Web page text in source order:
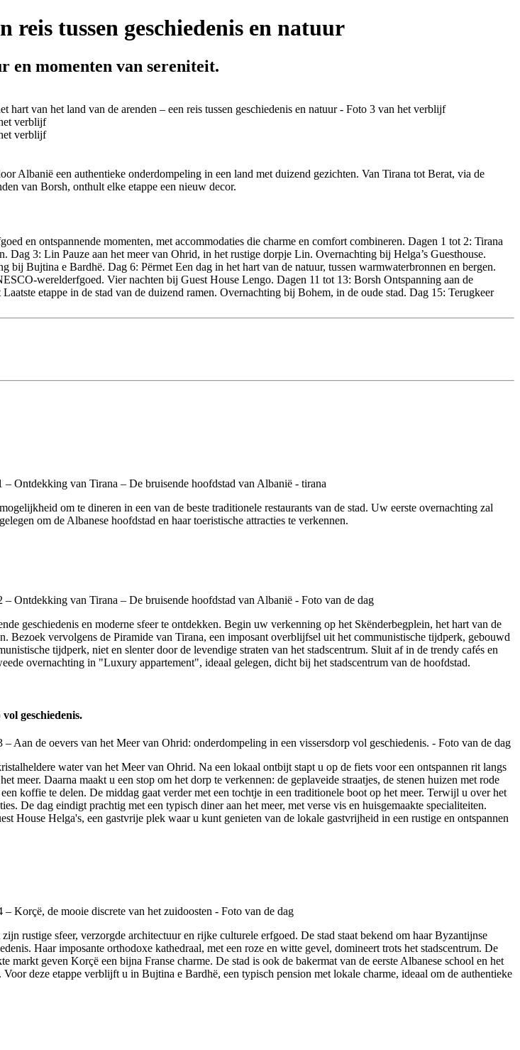
reis tussen geschiedenis en natuur
en momenten van sereniteit.
Albanië een authentieke onderdompeling in een land met duizend gezichten. Van Tirana tot Berat, via de
van Borsh, onthult elke etappe een nieuw decor.
en ontspannende momenten, met accommodaties die charme en comfort combineren. Dagen 1 tot 2: Tirana
Dag 3: Lin Pauze aan het meer van Ohrid, in het rustige dorpje Lin. Overnachting bij Helga’s Guesthouse.
bij Bujtina e Bardhë. Dag 6: Përmet Een dag in het hart van de natuur, tussen warmwaterbronnen en bergen.
werelderfgoed. Vier nachten bij Guest House Lengo. Dagen 11 tot 13: Borsh Ontspanning aan de
etappe in de stad van de duizend ramen. Overnachting bij Bohem, in de oude stad. Dag 15: Terugkeer
om te dineren in een van de beste traditionele restaurants van de stad. Uw eerste overnachting zal
om de Albanese hoofdstad en haar toeristische attracties te verkennen.
geschiedenis en moderne sfeer te ontdekken. Begin uw verkenning op het Skënderbegplein, het hart van de
Bezoek vervolgens de Piramide van Tirana, een imposant overblijfsel uit het communistische tijdperk, gebouwd
tijdperk, niet en slenter door de levendige straten van het stadscentrum. Sluit af in de trendy cafés en
overnachting in "Luxury appartement", ideaal gelegen, dicht bij het stadscentrum van de hoofdstad.
geschiedenis.
water van het Meer van Ohrid. Na een lokaal ontbijt stapt u op de fiets voor een ontspannen rit langs
meer. Daarna maakt u een stop om het dorp te verkennen: de geplaveide straatjes, de stenen huizen met rode
koffie te delen. De middag gaat verder met een tochtje in een traditionele boot op het meer. Terwijl u over het
De dag eindigt prachtig met een typisch diner aan het meer, met verse vis en huisgemaakte specialiteiten.
House Helga's, een gastvrije plek waar u kunt genieten van de lokale gastvrijheid in een rustige en ontspannen
rustige sfeer, verzorgde architectuur en rijke culturele erfgoed. De stad staat bekend om haar Byzantijnse
Haar imposante orthodoxe kathedraal, met een roze en witte gevel, domineert trots het stadscentrum. De
markt geven Korçë een bijna Franse charme. De stad is ook de bakermat van de eerste Albanese school en het
deze etappe verblijft u in Bujtina e Bardhë, een typisch pension met lokale charme, ideaal om de authentieke